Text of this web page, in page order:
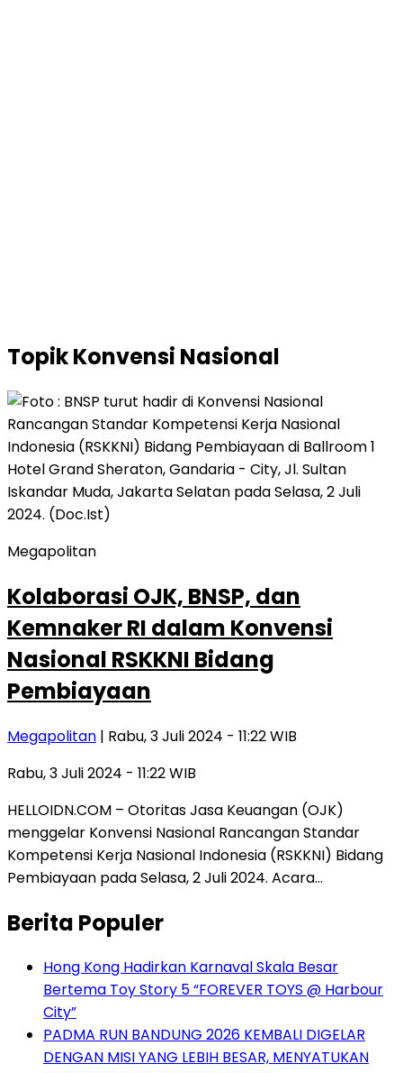
TopikKonvensi Nasional
Megapolitan
Kolaborasi OJK, BNSP, dan
Kemnaker RI dalam Konvensi
Nasional RSKKNI Bidang
Pembiayaan
Megapolitan | Rabu, 3 Juli 2024 - 11:22 WIB
Rabu, 3 Juli 2024 - 11:22 WIB
HELLOIDN.COM – Otoritas Jasa Keuangan (OJK)
menggelar Konvensi Nasional Rancangan Standar
Kompetensi Kerja Nasional Indonesia (RSKKNI) Bidang
Pembiayaan pada Selasa, 2 Juli 2024. Acara…
Berita Populer
Hong Kong Hadirkan Karnaval Skala Besar
Bertema Toy Story 5 “FOREVER TOYS @ Harbour
City”
PADMA RUN BANDUNG 2026 KEMBALI DIGELAR
DENGAN MISI YANG LEBIH BESAR, MENYATUKAN